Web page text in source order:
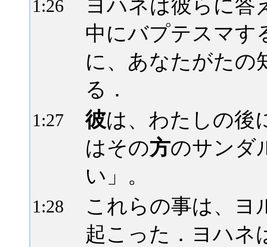
1:26
中にバプテスマす
に、あなたがたの
る．
1:27 彼は、わたしの後
はその方のサンダ
い」。
1:28
これらの事は、ヨ
起こった．ヨハネ